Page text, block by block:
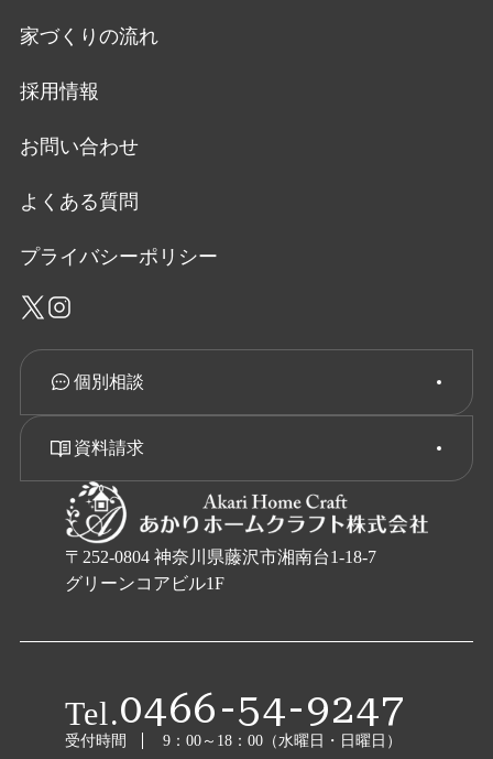
〒252-0804 神奈川県藤沢市湘南台1-18-7
グリーンコアビル1F
家づくりの流れ
採用情報
お問い合わせ
よくある質問
プライバシーポリシー
個別相談
資料請求
Tel.0466-54-9247
受付時間 9：00～18：00（水曜日・日曜日）